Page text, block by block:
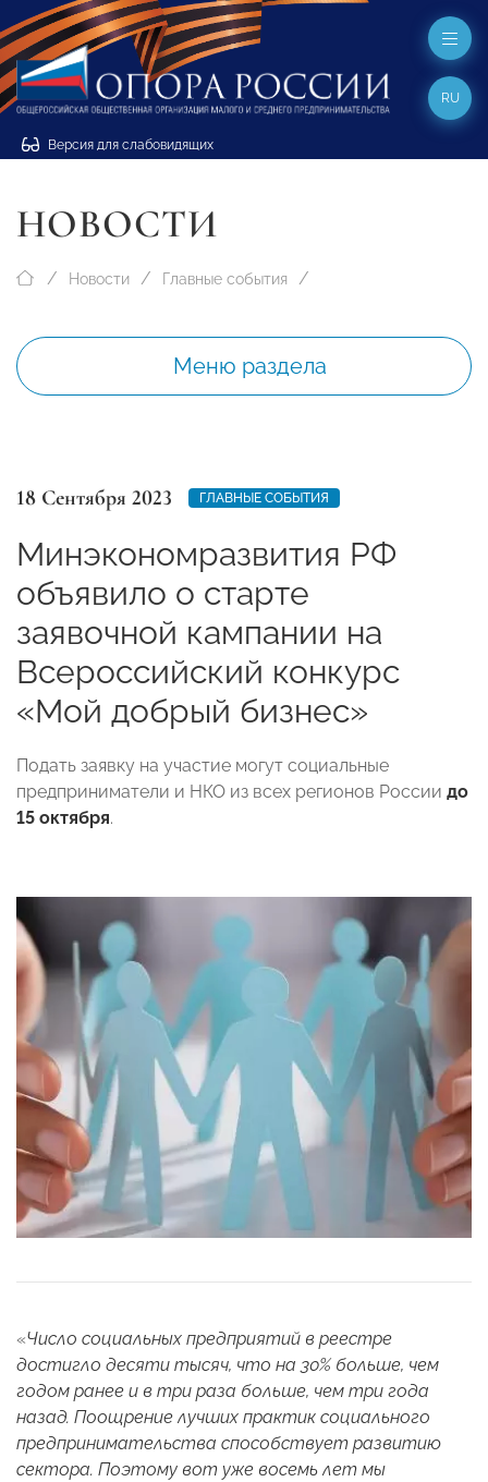
Версия для слабовидящих
RU
НОВОСТИ
Новости Главные события
Меню раздела
18 Сентября 2023 ГЛАВНЫЕ СОБЫТИЯ
Минэкономразвития РФ
объявило о старте
заявочной кампании на
Всероссийский конкурс
«Мой добрый бизнес»
Подать заявку на участие могут социальные
предприниматели и НКО из всех регионов России до
15 октября.
«Число социальных предприятий в реестре
достигло десяти тысяч, что на 30% больше, чем
годом ранее и в три раза больше, чем три года
назад. Поощрение лучших практик социального
предпринимательства способствует развитию
сектора. Поэтому вот уже восемь лет мы